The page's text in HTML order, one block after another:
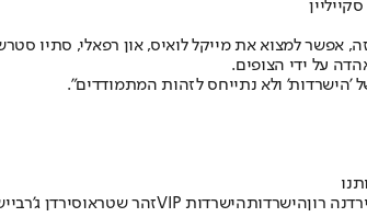
למצוא את מייקל לואיס, און רפאלי, סתיו
על ידי הצופים.
דנה רוןהישרדותהישרדות VIP זהר שטראוסירדן ג'רבי